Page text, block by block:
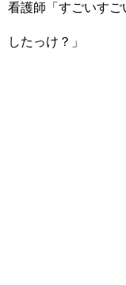
看護師「すごいす
したっけ？」